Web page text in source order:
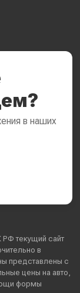
в наших
РФ текущий сайт
в
представлены с
цены на авто,
формы